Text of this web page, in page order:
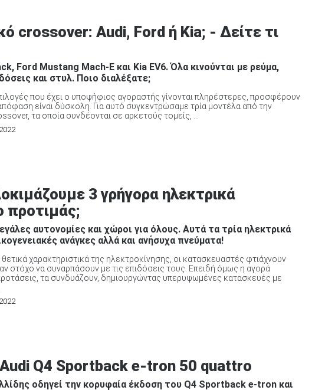
crossover: Audi, Ford ή Kia; - Δείτε τι
Ford Mustang Mach-E και Kia EV6. Όλα κινούνται με ρεύμα,
και στυλ. Ποιο διαλέξατε;
που έχει ο υποψήφιος αγοραστής γίνονται πληρέστερες, προσφέρουν
είναι δύσκολη. Για αυτό συγκεντρώσαμε τρία μοντέλα από την
τα οποία συνδέονται σε αρκετούς τομείς, ...
3 γρήγορα ηλεκτρικά
προτιμάς;
αυτονομίες και χώροι για όλους. Αυτά τα τρία ηλεκτρικά
ανάγκες αλλά και ανήσυχα πνεύματα!
χαρακτηριστικά της ηλεκτροκίνησης, οι κατασκευαστές φτιάχνουν
στόχο να συναρπάσουν με τις επιδόσεις τους. Επειδή όμως η αγορά
τα συνδυάζουν, δημιουργώντας υπερυψωμένες κατασκευές με
Q4 Sportback e-tron 50 quattro
οδηγεί την κορυφαία έκδοση του Q4 Sportback e-tron και